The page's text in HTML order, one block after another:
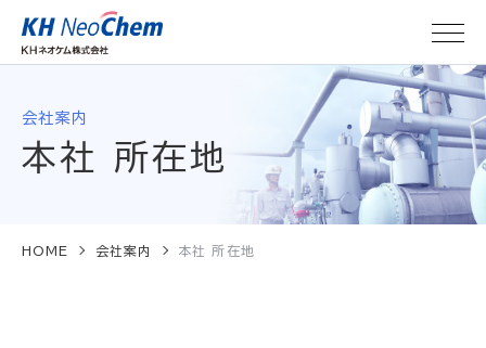
会社案内
本社 所在地
HOME 会社案内 本社 所在地